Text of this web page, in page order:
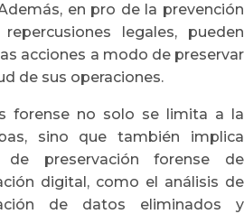
en pro de la prevención
legales, pueden
acciones a modo de preservar
de sus operaciones.
forense no solo se limita a la
sino que también implica
de preservación forense de
digital, como el análisis de
de datos eliminados y